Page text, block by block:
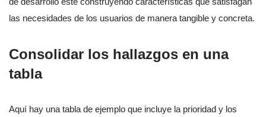
las necesidades de los usuarios de manera tangible y concreta.
Consolidar los hallazgos en una
tabla
Aquí hay una tabla de ejemplo que incluye la prioridad y los